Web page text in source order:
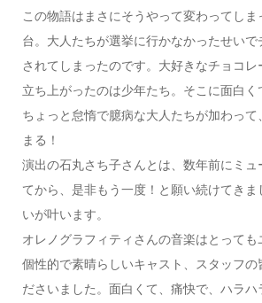
この物語はまさにそうやって変わってし
台。大人たちが選挙に行かなかったせい
されてしまったのです。大好きなチョコ
立ち上がったのは少年たち。そこに面白く
ちょっと怠惰で臆病な大人たちが加わっ
まる！
演出の石丸さち子さんとは、数年前にミュ
てから、是非もう一度！と願い続けてき
いが叶います。
オレノグラフィティさんの音楽はとっても
個性的で素晴らしいキャスト、スタッフの
ださいました。面白くて、痛快で、ハラハ